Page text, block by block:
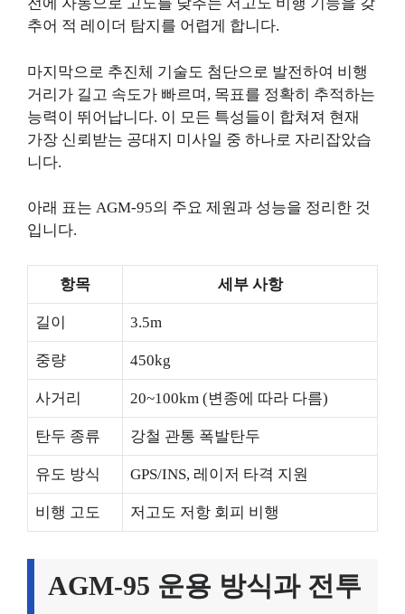
추어 적 레이더 탐지를 어렵게 합니다.
마지막으로 추진체 기술도 첨단으로 발전하여 비행
거리가 길고 속도가 빠르며, 목표를 정확히 추적하는
능력이 뛰어납니다. 이 모든 특성들이 합쳐져 현재
가장 신뢰받는 공대지 미사일 중 하나로 자리잡았습
니다.
아래 표는 AGM-95의 주요 제원과 성능을 정리한 것
입니다.
항목 세부 사항
길이 3.5m
중량 450kg
사거리 20~100km (변종에 따라 다름)
탄두 종류 강철 관통 폭발탄두
유도 방식 GPS/INS, 레이저 타격 지원
비행 고도 저고도 저항 회피 비행
AGM-95 운용 방식과 전투